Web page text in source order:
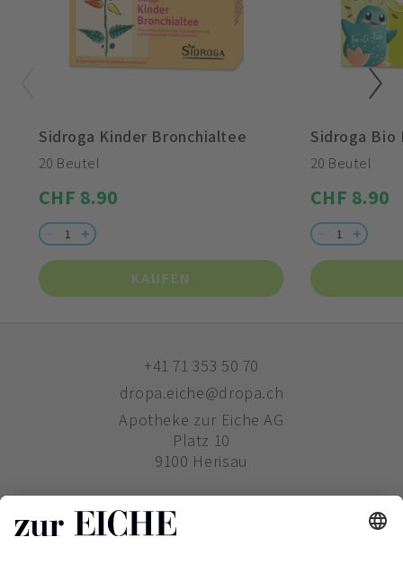
Sidroga Kinder Bronchialtee
20 Beutel
CHF 8.90
KAUFEN
Sidroga Bio
20 Beutel
CHF 8.90
+41 71 353 50 70
dropa.eiche@dropa.ch
Apotheke zur Eiche AG
Platz 10
9100 Herisau
ZUR EICHE